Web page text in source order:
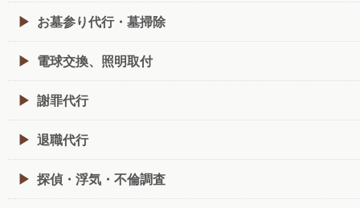
お墓参り代行・墓掃除
電球交換、照明取付
謝罪代行
退職代行
探偵・浮気・不倫調査